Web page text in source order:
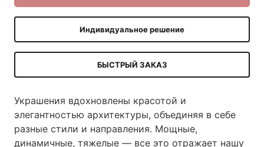
Индивидуальное решение
БЫСТРЫЙ ЗАКАЗ
Украшения вдохновлены красотой и
элегантностью архитектуры, объединяя в себе
разные стили и направления. Мощные,
динамичные, тяжелые — все это отражает нашу